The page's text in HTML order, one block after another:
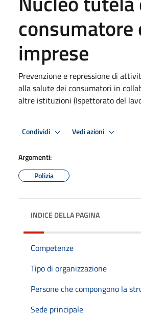
consumatore
imprese
Prevenzione e repressione di
alla salute dei consumatori in
altre istituzioni (Ispettorato del
Condividi Vedi azioni
Argomenti:
Polizia
INDICE DELLA PAGINA
Competenze
Tipo di organizzazione
Persone che compongono la
Sede principale